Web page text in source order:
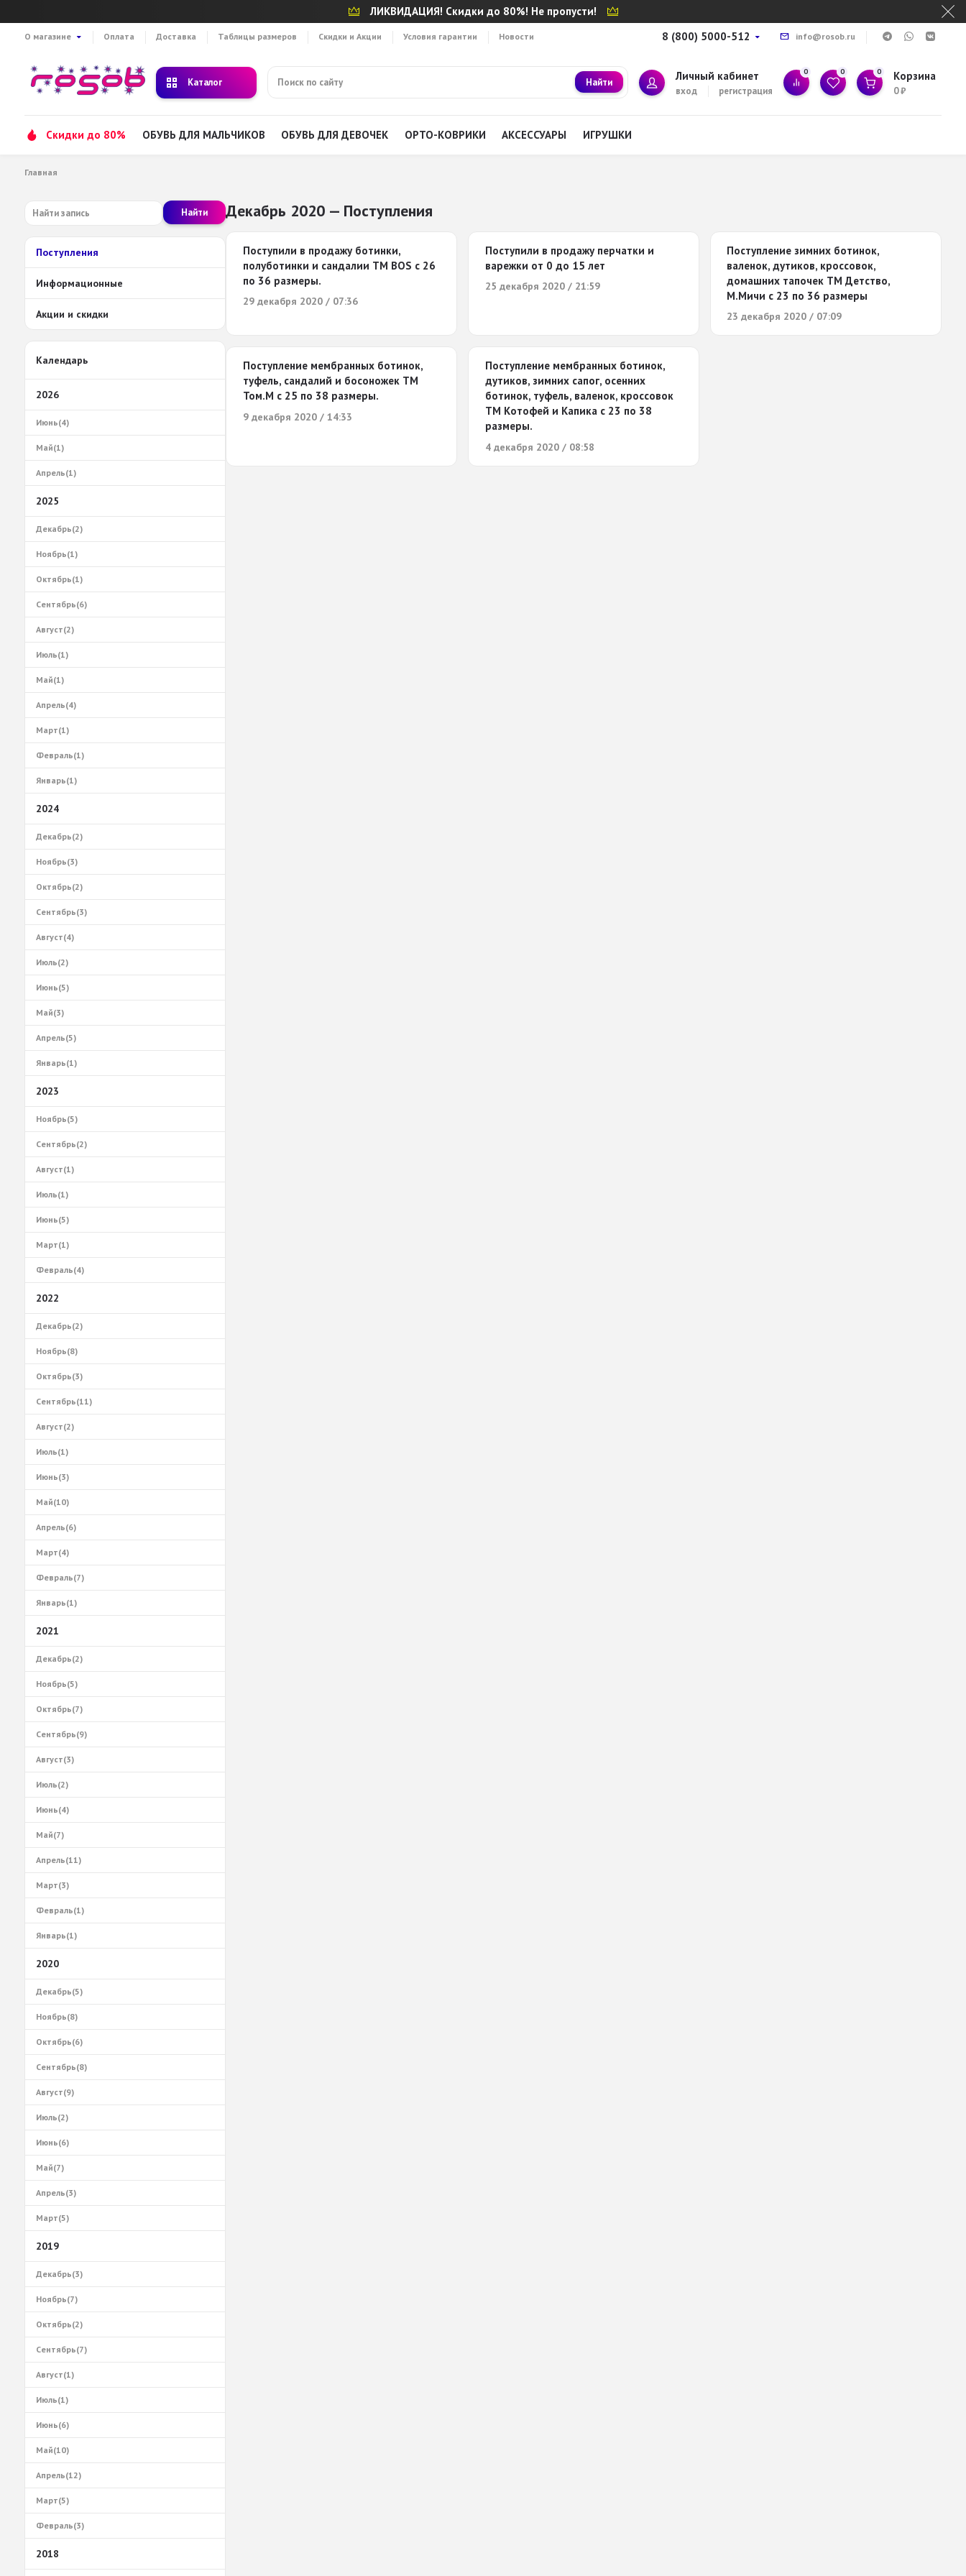
ЛИКВИДАЦИЯ! Скидки до 80%! Не пропусти!
О магазине Оплата Доставка Таблицы размеров Скидки и Акции Условия гарантии Новости 8 (800) 5000-512 info@rosob.ru
Каталог Найти Личный кабинет
вход регистрация
0 0 0 Корзина
0₽
Скидки до 80% ОБУВЬ ДЛЯ МАЛЬЧИКОВ ОБУВЬ ДЛЯ ДЕВОЧЕК ОРТО-КОВРИКИ АКСЕССУАРЫ ИГРУШКИ
Главная
Найти
Поступления
Информационные
Акции и скидки
Календарь
2026
Июнь(4)
Май(1)
Апрель(1)
2025
Декабрь(2)
Ноябрь(1)
Октябрь(1)
Сентябрь(6)
Август(2)
Июль(1)
Май(1)
Апрель(4)
Март(1)
Февраль(1)
Январь(1)
2024
Декабрь(2)
Ноябрь(3)
Октябрь(2)
Сентябрь(3)
Август(4)
Июль(2)
Июнь(5)
Май(3)
Апрель(5)
Январь(1)
2023
Ноябрь(5)
Сентябрь(2)
Август(1)
Июль(1)
Июнь(5)
Март(1)
Февраль(4)
2022
Декабрь(2)
Ноябрь(8)
Октябрь(3)
Сентябрь(11)
Август(2)
Июль(1)
Июнь(3)
Май(10)
Апрель(6)
Март(4)
Февраль(7)
Январь(1)
2021
Декабрь(2)
Ноябрь(5)
Октябрь(7)
Сентябрь(9)
Август(3)
Июль(2)
Июнь(4)
Май(7)
Апрель(11)
Март(3)
Февраль(1)
Январь(1)
2020
Декабрь(5)
Ноябрь(8)
Октябрь(6)
Сентябрь(8)
Август(9)
Июль(2)
Июнь(6)
Май(7)
Апрель(3)
Март(5)
2019
Декабрь(3)
Ноябрь(7)
Октябрь(2)
Сентябрь(7)
Август(1)
Июль(1)
Июнь(6)
Май(10)
Апрель(12)
Март(5)
Февраль(3)
2018
Декабрь 2020 — Поступления
Поступили в продажу ботинки,
полуботинки и сандалии ТМ BOS с 26
по 36 размеры.
29 декабря 2020 / 07:36
Поступили в продажу перчатки и
варежки от 0 до 15 лет
25 декабря 2020 / 21:59
Поступление зимних ботинок,
валенок, дутиков, кроссовок,
домашних тапочек ТМ Детство,
М.Мичи с 23 по 36 размеры
23 декабря 2020 / 07:09
Поступление мембранных ботинок,
туфель, сандалий и босоножек ТМ
Том.М с 25 по 38 размеры.
9 декабря 2020 / 14:33
Поступление мембранных ботинок,
дутиков, зимних сапог, осенних
ботинок, туфель, валенок, кроссовок
ТМ Котофей и Капика с 23 по 38
размеры.
4 декабря 2020 / 08:58